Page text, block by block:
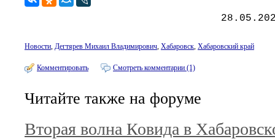
Новости, Дегтярев Михаил Владимирович, Хабаровск, Хабаровский край
Комментировать Смотреть комментарии (1)
Читайте также на форуме
Вторая волна Ковида в